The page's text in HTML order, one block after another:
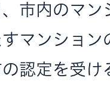
、市内のマ
すマンショ
認定を受け